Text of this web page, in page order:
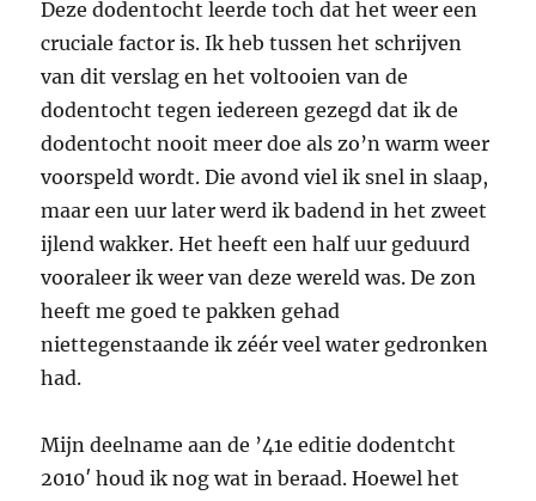
Deze dodentocht leerde toch dat het weer een
cruciale factor is. Ik heb tussen het schrijven
van dit verslag en het voltooien van de
dodentocht tegen iedereen gezegd dat ik de
dodentocht nooit meer doe als zo’n warm weer
voorspeld wordt. Die avond viel ik snel in slaap,
maar een uur later werd ik badend in het zweet
ijlend wakker. Het heeft een half uur geduurd
vooraleer ik weer van deze wereld was. De zon
heeft me goed te pakken gehad
niettegenstaande ik zéér veel water gedronken
had.
Mijn deelname aan de ’41e editie dodentcht
2010′ houd ik nog wat in beraad. Hoewel het